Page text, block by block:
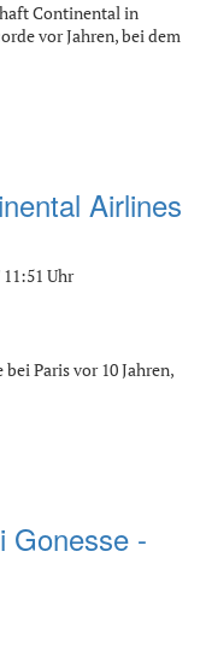
Continental in
vor Jahren, bei dem
Airlines
Uhr
Paris vor 10 Jahren,
Gonesse -